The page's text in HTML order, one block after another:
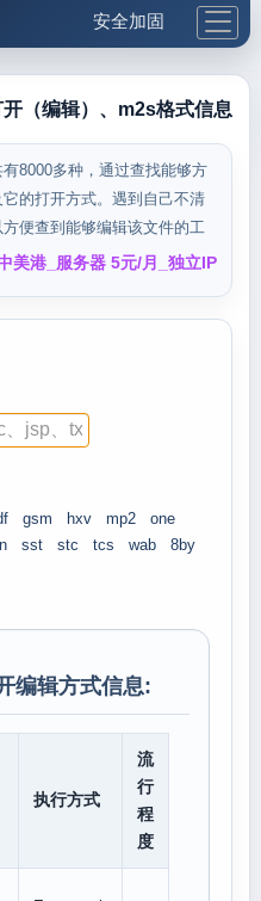
安全加固
更多工具
红包
（编辑）、m2s格式信息
8000多种，通过查找能够方
的打开方式。遇到自己不清
便查到能够编辑该文件的工
美港_服务器 5元/月_独立IP
gsm hxv mp2
one
sst stc tcs wab 8by
编辑方式信息:
执行方式
流
行
程
度